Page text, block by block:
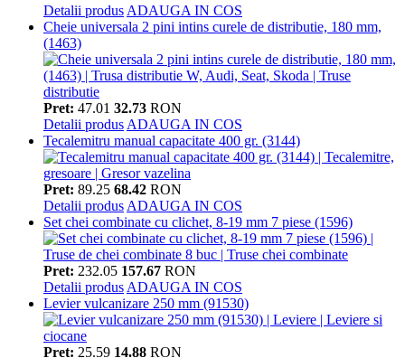
Detalii produs ADAUGA IN COS
Cheie universala 2 pini intins curele de distributie, 180 mm,
(1463)
Pret: 47.01 32.73 RON
Detalii produs ADAUGA IN COS
Tecalemitru manual capacitate 400 gr. (3144)
Pret: 89.25 68.42 RON
Detalii produs ADAUGA IN COS
Set chei combinate cu clichet, 8-19 mm 7 piese (1596)
Pret: 232.05 157.67 RON
Detalii produs ADAUGA IN COS
Levier vulcanizare 250 mm (91530)
Pret: 25.59 14.88 RON